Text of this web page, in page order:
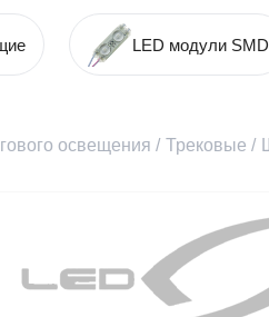
LED модули SMD
освещения / Трековые /